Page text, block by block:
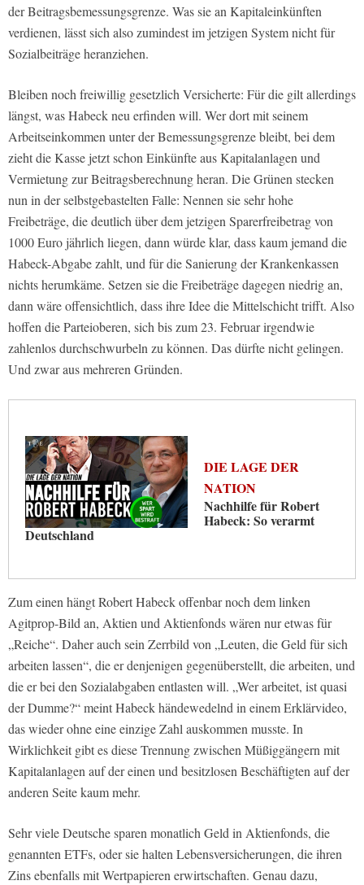
der Beitragsbemessungsgrenze. Was sie an Kapitaleinkünften
verdienen, lässt sich also zumindest im jetzigen System nicht für
Sozialbeiträge heranziehen.
Bleiben noch freiwillig gesetzlich Versicherte: Für die gilt allerdings
längst, was Habeck neu erfinden will. Wer dort mit seinem
Arbeitseinkommen unter der Bemessungsgrenze bleibt, bei dem
zieht die Kasse jetzt schon Einkünfte aus Kapitalanlagen und
Vermietung zur Beitragsberechnung heran. Die Grünen stecken
nun in der selbstgebastelten Falle: Nennen sie sehr hohe
Freibeträge, die deutlich über dem jetzigen Sparerfreibetrag von
1000 Euro jährlich liegen, dann würde klar, dass kaum jemand die
Habeck-Abgabe zahlt, und für die Sanierung der Krankenkassen
nichts herumkäme. Setzen sie die Freibeträge dagegen niedrig an,
dann wäre offensichtlich, dass ihre Idee die Mittelschicht trifft. Also
hoffen die Parteioberen, sich bis zum 23. Februar irgendwie
zahlenlos durchschwurbeln zu können. Das dürfte nicht gelingen.
Und zwar aus mehreren Gründen.
DIE LAGE DER
NATION
Nachhilfe für Robert
Habeck: So verarmt
Deutschland
Zum einen hängt Robert Habeck offenbar noch dem linken
Agitprop-Bild an, Aktien und Aktienfonds wären nur etwas für
„Reiche“. Daher auch sein Zerrbild von „Leuten, die Geld für sich
arbeiten lassen“, die er denjenigen gegenüberstellt, die arbeiten, und
die er bei den Sozialabgaben entlasten will. „Wer arbeitet, ist quasi
der Dumme?“ meint Habeck händewedelnd in einem Erklärvideo,
das wieder ohne eine einzige Zahl auskommen musste. In
Wirklichkeit gibt es diese Trennung zwischen Müßiggängern mit
Kapitalanlagen auf der einen und besitzlosen Beschäftigten auf der
anderen Seite kaum mehr.
Sehr viele Deutsche sparen monatlich Geld in Aktienfonds, die
genannten ETFs, oder sie halten Lebensversicherungen, die ihren
Zins ebenfalls mit Wertpapieren erwirtschaften. Genau dazu,